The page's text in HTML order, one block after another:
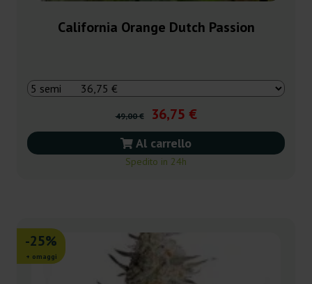
California Orange Dutch Passion
49,00 € 36,75 €
Al carrello
Spedito in 24h
-25%
+ omaggi